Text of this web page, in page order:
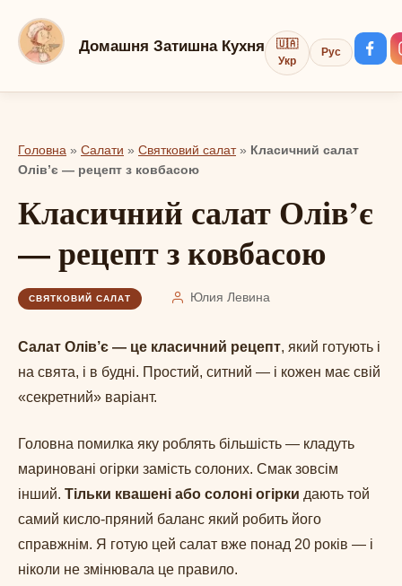
вмісту
Домашня Затишна Кухня
🇺🇦
Укр
Рус
Головна » Салати » Святковий салат» Класичний салат
Олів’є — рецепт з ковбасою
Класичний салат Олів’є
— рецепт з ковбасою
СВЯТКОВИЙ САЛАТ Юлия Левина
Салат Олів’є — це класичний рецепт, який готують і
на свята, і в будні. Простий, ситний — і кожен має свій
«секретний» варіант.
Головна помилка яку роблять більшість — кладуть
мариновані огірки замість солоних. Смак зовсім
інший. Тільки квашені або солоні огірки дають той
самий кисло-пряний баланс який робить його
справжнім. Я готую цей салат вже понад 20 років — і
ніколи не змінювала це правило.